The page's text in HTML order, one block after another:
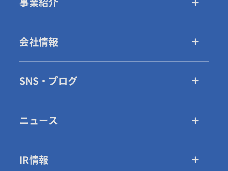
事業紹介
会社情報
SNS・ブログ
ニュース
IR情報